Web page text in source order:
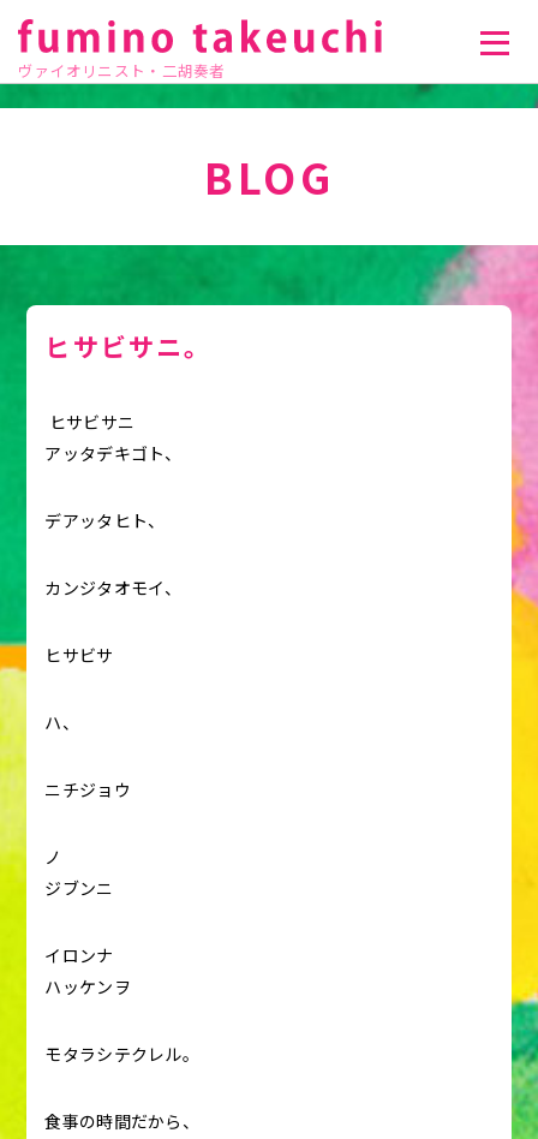
ヴァイオリニスト・二胡奏者
BLOG
ヒサビサニ。
ヒサビサニ
アッタデキゴト、
デアッタヒト、
カンジタオモイ、
ヒサビサ
ハ、
ニチジョウ
ノ
ジブンニ
イロンナ
ハッケンヲ
モタラシテクレル。
食事の時間だから、